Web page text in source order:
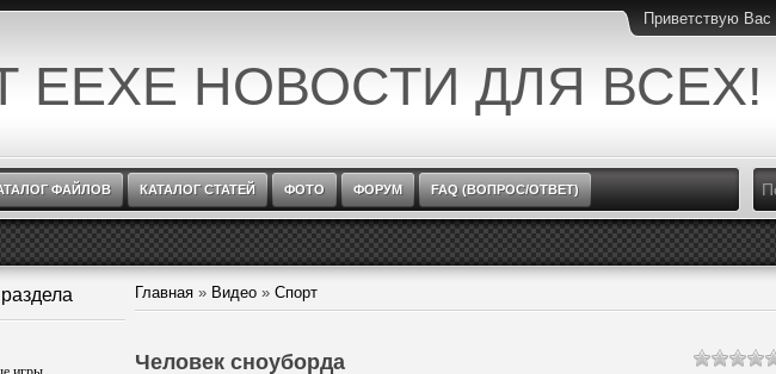
Приветствую Вас
EEXE НОВОСТИ ДЛЯ ВСЕХ!
ФАЙЛОВ КАТАЛОГ СТАТЕЙ ФОТО ФОРУМ FAQ (ВОПРОС/ОТВЕТ)
Главная » Видео » Спорт
Человек сноуборда